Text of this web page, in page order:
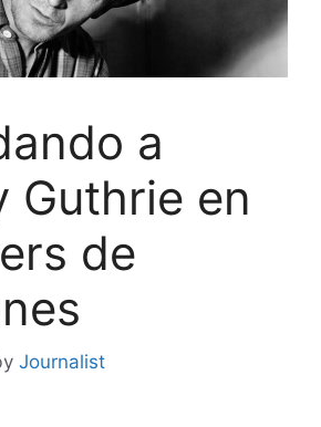
a
Guthrie en
de
Journalist